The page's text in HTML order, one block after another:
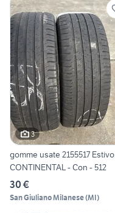
3
gomme usate 2155517 Estivo
CONTINENTAL - Con - 512
30 €
San Giuliano Milanese(MI)